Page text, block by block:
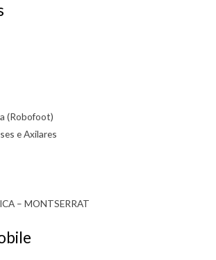
(Robofoot)
e Axilares
– MONTSERRAT